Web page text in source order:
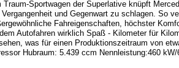
Sportwagen der Superlative knüpft
und Gegenwart zu schlagen. So
Fahreigenschaften, höchster
Autofahren wirklich Spaß - Kilometer für
was für einen Produktionszeitraum von
Hubraum: 5.439 ccm Nennleistung:460